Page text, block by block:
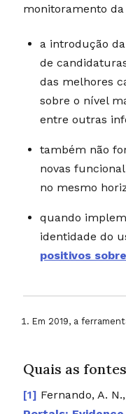
monitoramento
a introdução
de
das melhores
sobre o nível
entre outras
também não
novas
no mesmo
quando
identidade do
positivos
Em 2019, a
Quais as
Fernando, A.